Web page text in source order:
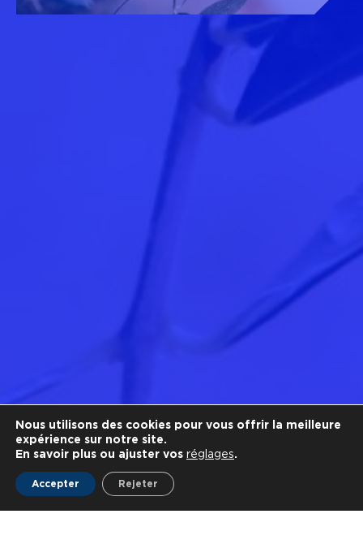
Nous utilisons des cookies pour vous offrir la meilleure
expérience sur notre site.
En savoir plus ou ajuster vos réglages.
Accepter Rejeter